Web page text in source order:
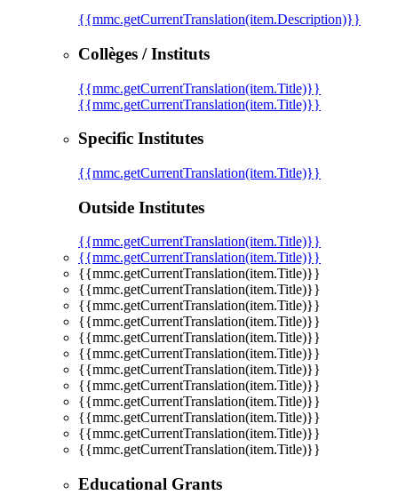
{{mmc.getCurrentTranslation(item.Description)}}
Collèges / Instituts
{{mmc.getCurrentTranslation(item.Title)}}
{{mmc.getCurrentTranslation(item.Title)}}
Specific Institutes
{{mmc.getCurrentTranslation(item.Title)}}
Outside Institutes
{{mmc.getCurrentTranslation(item.Title)}}
{{mmc.getCurrentTranslation(item.Title)}}
{{mmc.getCurrentTranslation(item.Title)}}
{{mmc.getCurrentTranslation(item.Title)}}
{{mmc.getCurrentTranslation(item.Title)}}
{{mmc.getCurrentTranslation(item.Title)}}
{{mmc.getCurrentTranslation(item.Title)}}
{{mmc.getCurrentTranslation(item.Title)}}
{{mmc.getCurrentTranslation(item.Title)}}
{{mmc.getCurrentTranslation(item.Title)}}
{{mmc.getCurrentTranslation(item.Title)}}
{{mmc.getCurrentTranslation(item.Title)}}
{{mmc.getCurrentTranslation(item.Title)}}
{{mmc.getCurrentTranslation(item.Title)}}
Educational Grants